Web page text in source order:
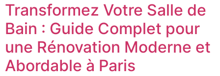
Transformez Votre Salle de
Bain : Guide Complet pour
une Rénovation Moderne et
Abordable à Paris